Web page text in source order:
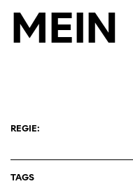
MEIN
REGIE:
TAGS